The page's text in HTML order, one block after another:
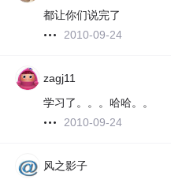
都让你们说完了
2010-09-24
zagj11
学习了。。。哈哈。。
2010-09-24
风之影子